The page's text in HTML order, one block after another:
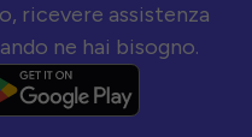
ricevere assistenza
ne hai bisogno.